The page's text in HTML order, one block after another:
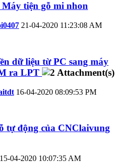
tiện gỗ mi nhon
21-04-2020 11:23:08 AM
dữ liệu từ PC sang máy
ra LPT
16-04-2020 08:09:53 PM
tự động của CNClaivung
15-04-2020 10:07:35 AM